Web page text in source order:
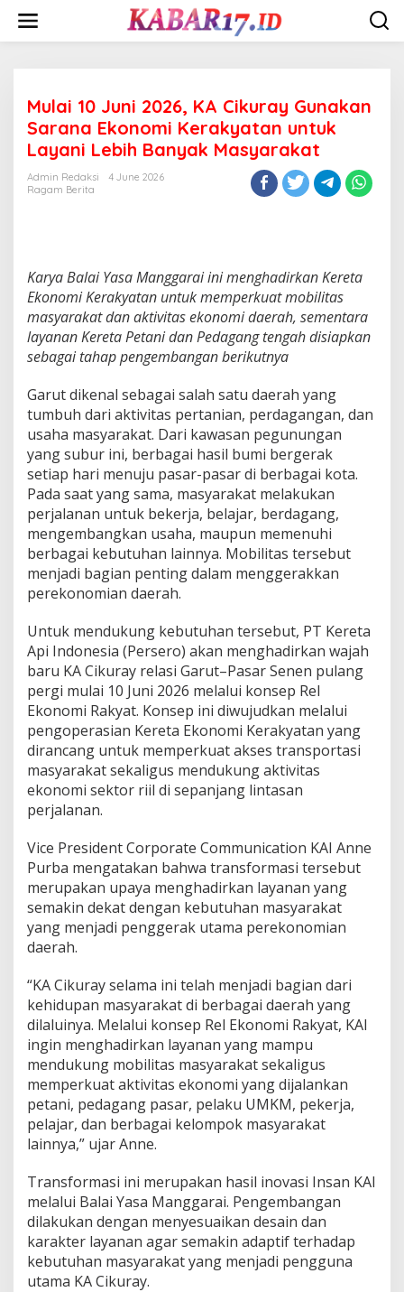
content
Mulai 10 Juni 2026, KA Cikuray Gunakan
Sarana Ekonomi Kerakyatan untuk
Layani Lebih Banyak Masyarakat
Admin Redaksi
4 June 2026
Ragam Berita
Karya Balai Yasa Manggarai ini menghadirkan Kereta
Ekonomi Kerakyatan untuk memperkuat mobilitas
masyarakat dan aktivitas ekonomi daerah, sementara
layanan Kereta Petani dan Pedagang tengah disiapkan
sebagai tahap pengembangan berikutnya
Garut dikenal sebagai salah satu daerah yang
tumbuh dari aktivitas pertanian, perdagangan, dan
usaha masyarakat. Dari kawasan pegunungan
yang subur ini, berbagai hasil bumi bergerak
setiap hari menuju pasar-pasar di berbagai kota.
Pada saat yang sama, masyarakat melakukan
perjalanan untuk bekerja, belajar, berdagang,
mengembangkan usaha, maupun memenuhi
berbagai kebutuhan lainnya. Mobilitas tersebut
menjadi bagian penting dalam menggerakkan
perekonomian daerah.
Untuk mendukung kebutuhan tersebut, PT Kereta
Api Indonesia (Persero) akan menghadirkan wajah
baru KA Cikuray relasi Garut–Pasar Senen pulang
pergi mulai 10 Juni 2026 melalui konsep Rel
Ekonomi Rakyat. Konsep ini diwujudkan melalui
pengoperasian Kereta Ekonomi Kerakyatan yang
dirancang untuk memperkuat akses transportasi
masyarakat sekaligus mendukung aktivitas
ekonomi sektor riil di sepanjang lintasan
perjalanan.
Vice President Corporate Communication KAI Anne
Purba mengatakan bahwa transformasi tersebut
merupakan upaya menghadirkan layanan yang
semakin dekat dengan kebutuhan masyarakat
yang menjadi penggerak utama perekonomian
daerah.
“KA Cikuray selama ini telah menjadi bagian dari
kehidupan masyarakat di berbagai daerah yang
dilaluinya. Melalui konsep Rel Ekonomi Rakyat, KAI
ingin menghadirkan layanan yang mampu
mendukung mobilitas masyarakat sekaligus
memperkuat aktivitas ekonomi yang dijalankan
petani, pedagang pasar, pelaku UMKM, pekerja,
pelajar, dan berbagai kelompok masyarakat
lainnya,” ujar Anne.
Transformasi ini merupakan hasil inovasi Insan KAI
melalui Balai Yasa Manggarai. Pengembangan
dilakukan dengan menyesuaikan desain dan
karakter layanan agar semakin adaptif terhadap
kebutuhan masyarakat yang menjadi pengguna
utama KA Cikuray.